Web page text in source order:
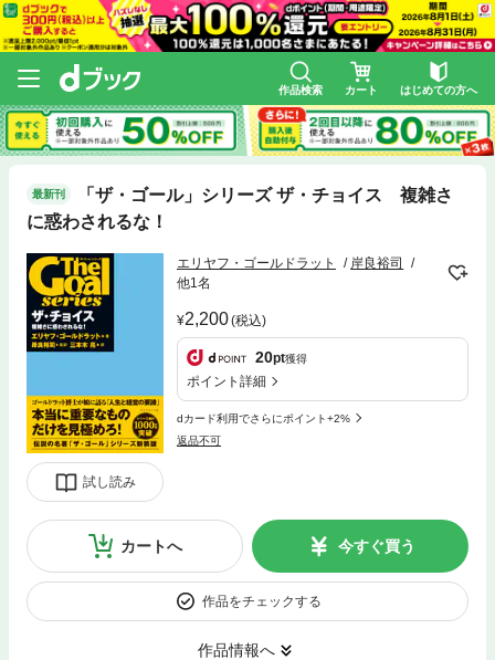
作品検索 カート はじめての方へ
最新刊
「ザ・ゴール」シリーズ ザ・チョイス 複雑さ
に惑わされるな！
試し読み
エリヤフ・ゴールドラット
岸良裕司
他1名
2,200(税込)
20pt獲得
ポイント詳細
dカード利用でさらにポイント+2%
返品不可
カートへ 今すぐ買う
作品をチェックする
作品情報へ